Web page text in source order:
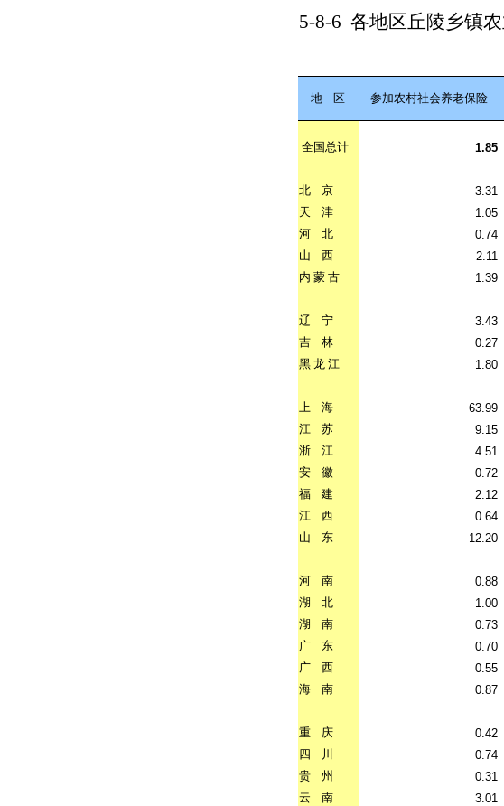
5-8-6 各地区丘陵乡镇
地 区 参加农村社会养老保险
全国总计 1.85
北 京 3.31
天
津 1.05
河
北 0.74
山
西 2.11
内 蒙 古 1.39
辽 宁 3.43
吉
林 0.27
黑 龙 江 1.80
上 海 63.99
江
苏 9.15
浙
江 4.51
安
徽 0.72
福
建 2.12
江
西 0.64
山
东 12.20
河 南 0.88
湖
北 1.00
湖
南 0.73
广
东 0.70
广
西 0.55
海
南 0.87
重 庆 0.42
四
川 0.74
贵
州 0.31
云
南 3.01